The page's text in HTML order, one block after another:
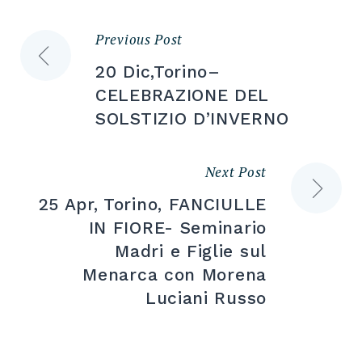
Navigazione
articoli
Previous Post
20 Dic,Torino–
CELEBRAZIONE DEL
SOLSTIZIO D’INVERNO
Next Post
25 Apr, Torino, FANCIULLE
IN FIORE- Seminario
Madri e Figlie sul
Menarca con Morena
Luciani Russo